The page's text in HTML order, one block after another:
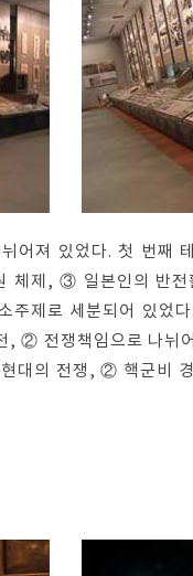
어져 있었다. 첫 번째
체제, ③ 일본인의 반
주제로 세분되어 있었
② 전쟁책임으로 나뉘
대의 전쟁, ② 핵군비